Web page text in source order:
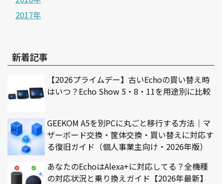
2017年
新着記事
【2026プライムデー】古いEchoの買い替え時
はいつ？Echo Show 5・8・11を用途別に比較
GEEKOM A5を別PCに丸ごと移行する方法｜マ
ザーボード交換・筐体交換・買い替えに対応す
る復旧ガイド（個人事業主向け・2026年版）
あなたのEchoはAlexa+に対応してる？全機種
の対応状況と乗り換えガイド【2026年最新】